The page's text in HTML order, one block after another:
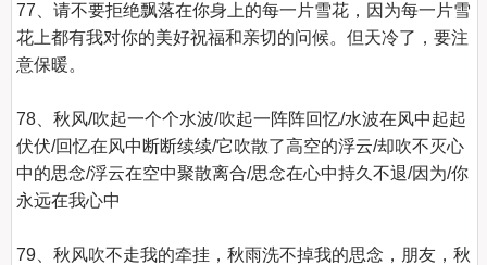
77、请不要拒绝飘落在你身上的每一片雪花，因为每一片雪
花上都有我对你的美好祝福和亲切的问候。但天冷了，要注
意保暖。
78、秋风/吹起一个个水波/吹起一阵阵回忆/水波在风中起起
伏伏/回忆在风中断断续续/它吹散了高空的浮云/却吹不灭心
中的思念/浮云在空中聚散离合/思念在心中持久不退/因为/你
永远在我心中
79、秋风吹不走我的牵挂，秋雨洗不掉我的思念，朋友，秋